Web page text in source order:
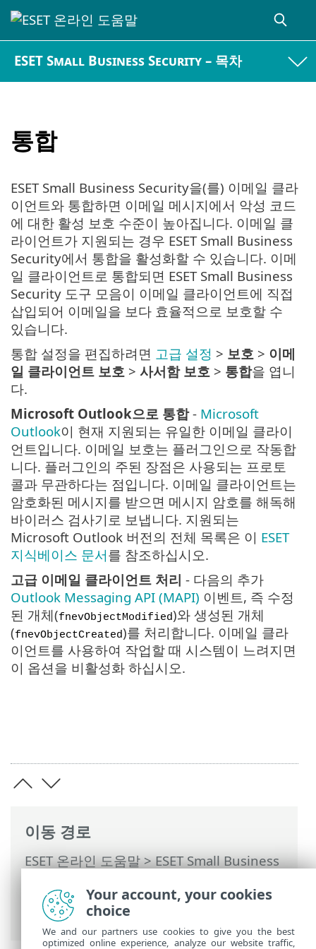
ESET Small Business Security – 목차
통합
이동 경로
ESET 온라인 도움말>ESET Small Business
운용>고급 설정>보호>이메일 클라이언
트 보호> 사서함 보호
ESET Small Business Security을(를) 이메일 클라
이언트와 통합하면 이메일 메시지에서 악성 코드
에 대한 활성 보호 수준이 높아집니다. 이메일 클
라이언트가 지원되는 경우 ESET Small Business
Security에서 통합을 활성화할 수 있습니다. 이메
일 클라이언트로 통합되면 ESET Small Business
Security 도구 모음이 이메일 클라이언트에 직접
삽입되어 이메일을 보다 효율적으로 보호할 수
있습니다.
통합 설정을 편집하려면 고급 설정 > 보호 > 이메
일 클라이언트 보호 > 사서함 보호 > 통합을 엽니
다.
Microsoft Outlook으로 통합- Microsoft
Outlook이 현재 지원되는 유일한 이메일 클라이
언트입니다. 이메일 보호는 플러그인으로 작동합
니다. 플러그인의 주된 장점은 사용되는 프로토
콜과 무관하다는 점입니다. 이메일 클라이언트는
암호화된 메시지를 받으면 메시지 암호를 해독해
바이러스 검사기로 보냅니다. 지원되는
Microsoft Outlook 버전의 전체 목록은 이 ESET
지식베이스 문서를 참조하십시오.
고급 이메일 클라이언트 처리 - 다음의 추가
Outlook Messaging API (MAPI) 이벤트, 즉 수정
된 개체(fnevObjectModified)와 생성된 개체
(fnevObjectCreated)를 처리합니다. 이메일 클라
이언트를 사용하여 작업할 때 시스템이 느려지면
이 옵션을 비활성화 하십시오.
Your account, your cookies
choice
We and our partners use cookies to give you the best
optimized online experience, analyze our website traffic,